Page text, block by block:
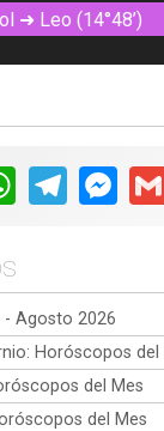
WhatsAppTelegram
- Agosto 2026
Horóscopos del
del Mes
del Mes